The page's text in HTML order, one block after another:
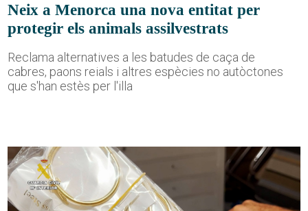
Neix a Menorca una nova entitat per
protegir els animals assilvestrats
Reclama alternatives a les batudes de caça de
cabres, paons reials i altres espècies no autòctones
que s'han estès per l'illa